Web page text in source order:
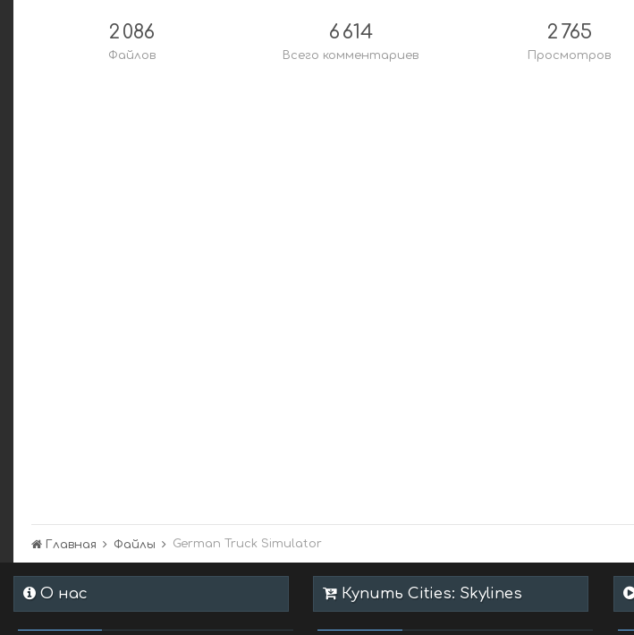
2 086
Файлов
6 614
Всего комментариев
2 765
Просмотров
Главная Файлы German Truck Simulator
О нас Купить Cities: Skylines